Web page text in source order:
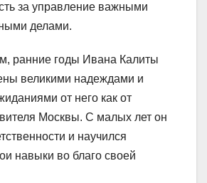
за управление важными
делами.
ранние годы Ивана Калиты
великими надеждами и
от него как от
Москвы. С малых лет он
и научился
навыки во благо своей